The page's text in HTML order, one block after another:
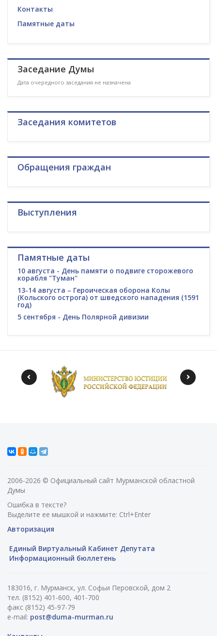
Контакты
Памятные даты
Заседание Думы
Дата очередного заседания не назначена
Заседания комитетов
Обращения граждан
Выступления
Памятные даты
10 августа - День памяти о подвиге сторожевого
корабля "Туман"
13-14 августа – Героическая оборона Колы
(Кольского острога) от шведского нападения (1591
год)
5 сентября - День Полярной дивизии
2006-2026 © Официальный сайт Мурманской областной
Думы
Ошибка в тексте?
Выделите ее мышкой и нажмите: Ctrl+Enter
Авторизация
Единый Виртуальный Кабинет Депутата
Информационный бюллетень
183016, г. Мурманск, ул. Софьи Перовской, дом 2
тел. (8152) 401-600, 401-700
факс (8152) 45-97-79
e-mail: post@duma-murman.ru